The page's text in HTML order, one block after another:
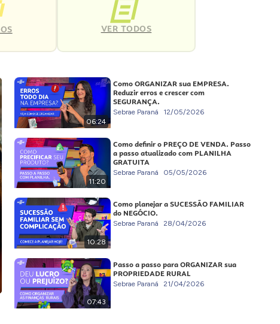
VER TODOS
06:24
Como ORGANIZAR sua EMPRESA.
Reduzir erros e crescer com
SEGURANÇA.
Sebrae Paraná 12/05/2026
11:20
Como definir o PREÇO DE VENDA. Passo
a passo atualizado com PLANILHA
GRATUITA
Sebrae Paraná 05/05/2026
10:28
Como planejar a SUCESSÃO FAMILIAR
do NEGÓCIO.
Sebrae Paraná 28/04/2026
07:43
Passo a passo para ORGANIZAR sua
PROPRIEDADE RURAL
Sebrae Paraná 21/04/2026